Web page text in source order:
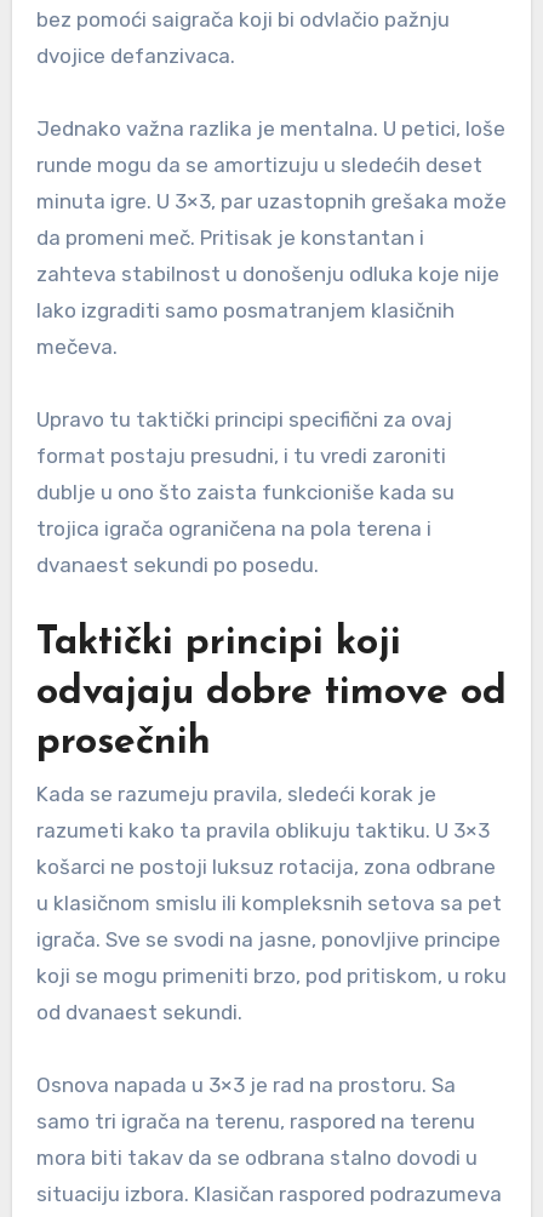
bez pomoći saigrača koji bi odvlačio pažnju
dvojice defanzivaca.
Jednako važna razlika je mentalna. U petici, loše
runde mogu da se amortizuju u sledećih deset
minuta igre. U 3×3, par uzastopnih grešaka može
da promeni meč. Pritisak je konstantan i
zahteva stabilnost u donošenju odluka koje nije
lako izgraditi samo posmatranjem klasičnih
mečeva.
Upravo tu taktički principi specifični za ovaj
format postaju presudni, i tu vredi zaroniti
dublje u ono što zaista funkcioniše kada su
trojica igrača ograničena na pola terena i
dvanaest sekundi po posedu.
Taktički principi koji
odvajaju dobre timove od
prosečnih
Kada se razumeju pravila, sledeći korak je
razumeti kako ta pravila oblikuju taktiku. U 3×3
košarci ne postoji luksuz rotacija, zona odbrane
u klasičnom smislu ili kompleksnih setova sa pet
igrača. Sve se svodi na jasne, ponovljive principe
koji se mogu primeniti brzo, pod pritiskom, u roku
od dvanaest sekundi.
Osnova napada u 3×3 je rad na prostoru. Sa
samo tri igrača na terenu, raspored na terenu
mora biti takav da se odbrana stalno dovodi u
situaciju izbora. Klasičan raspored podrazumeva